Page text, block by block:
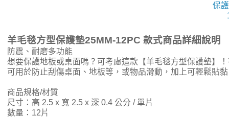
保
羊毛毯方型保護墊25MM-12PC 款式商品詳細說明
防震、耐磨多功能
想要保護地板或桌面嗎？可考慮這款【羊毛毯方型保護墊】
可用於防止刮傷桌面、地板等，或物品滑動，加上可輕鬆貼
商品規格/材質
尺寸：高 2.5 x 寬 2.5 x 深 0.4 公分 / 單片
數量：12片